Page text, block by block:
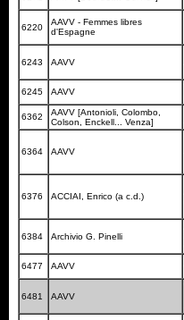
6220
AAVV - Femmes libres
d'Espagne
6243 AAVV
6245 AAVV
6362
AAVV [Antonioli, Colombo,
Colson, Enckell... Venza]
6364 AAVV
6376 ACCIAI, Enrico (a c.d.)
6384 Archivio G. Pinelli
6477 AAVV
6481 AAVV